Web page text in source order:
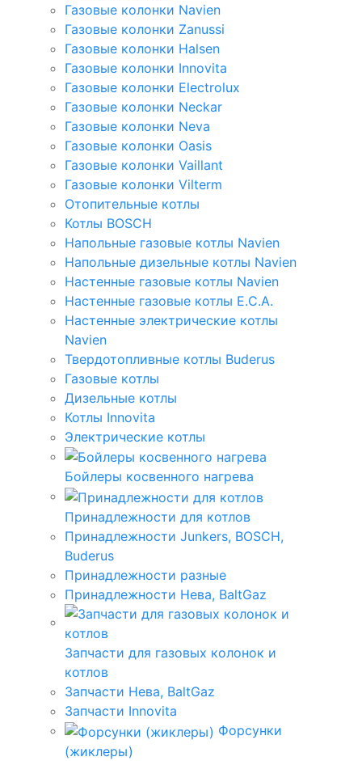
Газовые колонки Navien
Газовые колонки Zanussi
Газовые колонки Halsen
Газовые колонки Innovita
Газовые колонки Electrolux
Газовые колонки Neckar
Газовые колонки Neva
Газовые колонки Oasis
Газовые колонки Vaillant
Газовые колонки Vilterm
Отопительные котлы
Котлы BOSCH
Напольные газовые котлы Navien
Напольные дизельные котлы Navien
Настенные газовые котлы Navien
Настенные газовые котлы E.C.A.
Настенные электрические котлы
Navien
Твердотопливные котлы Buderus
Газовые котлы
Дизельные котлы
Котлы Innovita
Электрические котлы
Бойлеры косвенного нагрева
Принадлежности для котлов
Принадлежности Junkers, BOSCH,
Buderus
Принадлежности разные
Принадлежности Нева, BaltGaz
Запчасти для газовых колонок и
котлов
Запчасти Нева, BaltGaz
Запчасти Innovita
Форсунки
(жиклеры)